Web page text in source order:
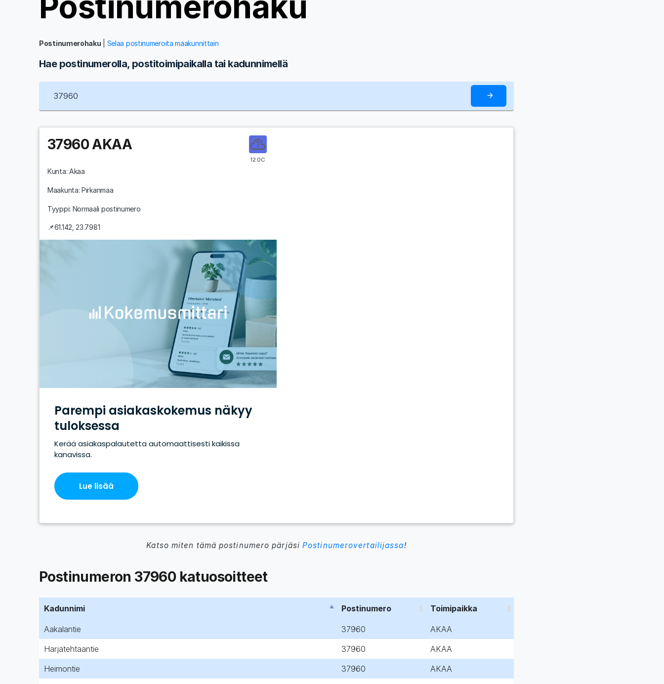
Postinumerohaku Selaa postinumeroita maakunnittain
Hae postinumerolla, postitoimipaikalla tai kadunnimellä
12.0C
37960AKAA
Kunta: Akaa
Maakunta: Pirkanmaa
Tyyppi: Normaali postinumero
📌61.142,23.7981
Katso miten tämä postinumero pärjäsiPostinumerovertailijassa!
Postinumeron 37960 katuosoitteet
Kadunnimi Postinumero Toimipaikka
Aakalantie 37960
AKAA
Harjatehtaantie
37960
AKAA
Heimontie
37960
AKAA